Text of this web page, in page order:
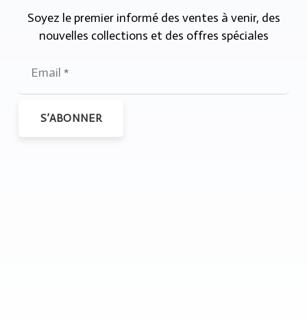
Soyez le premier informé des ventes à venir, des
nouvelles collections et des offres spéciales
S’ABONNER